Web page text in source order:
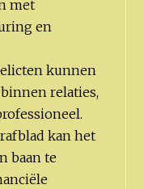
met
en
kunnen
relaties,
kan het
baan te